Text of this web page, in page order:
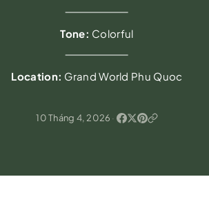
Tone: Colorful
Location: Grand World Phu Quoc
10 Tháng 4, 2026 ·